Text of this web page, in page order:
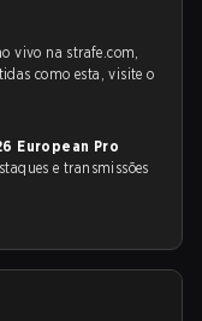
vivo na strafe.com,
como esta, visite o
European Pro
e transmissões